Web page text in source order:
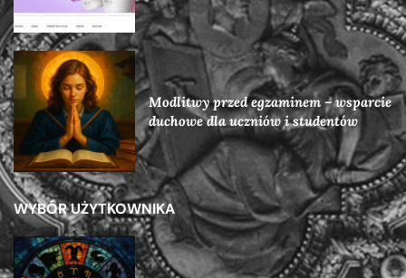
Modlitwy przed egzaminem – wsparcie
duchowe dla uczniów i studentów
WYBÓR UŻYTKOWNIKA